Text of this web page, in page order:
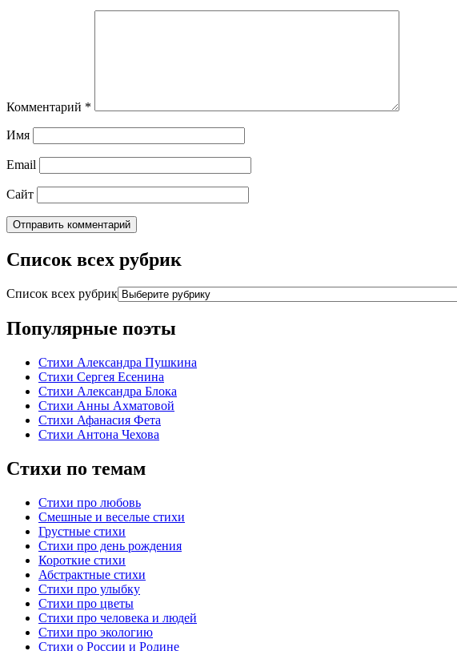
Комментарий *
Имя
Email
Сайт
Список всех рубрик
Список всех рубрик
Популярные поэты
Стихи Александра Пушкина
Стихи Сергея Есенина
Стихи Александра Блока
Стихи Анны Ахматовой
Стихи Афанасия Фета
Стихи Антона Чехова
Стихи по темам
Стихи про любовь
Смешные и веселые стихи
Грустные стихи
Стихи про день рождения
Короткие стихи
Абстрактные стихи
Стихи про улыбку
Стихи про цветы
Стихи про человека и людей
Стихи про экологию
Стихи о России и Родине